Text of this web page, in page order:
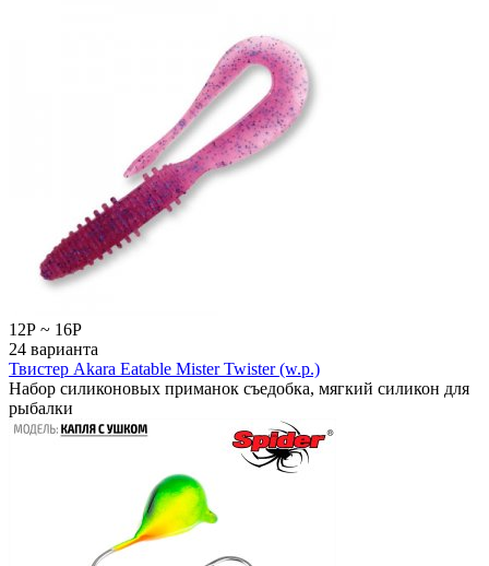
12Р ~ 16Р
24 варианта
Твистер Akara Eatable Mister Twister (w.p.)
Набор силиконовых приманок съедобка, мягкий силикон для
рыбалки